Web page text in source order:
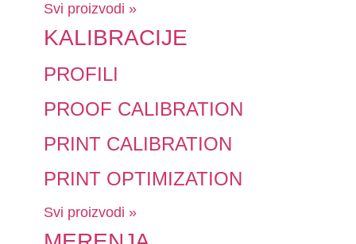
Svi proizvodi »
KALIBRACIJE
PROFILI
PROOF CALIBRATION
PRINT CALIBRATION
PRINT OPTIMIZATION
Svi proizvodi »